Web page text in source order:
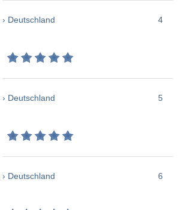
› Deutschland 4
› Deutschland 5
› Deutschland 6